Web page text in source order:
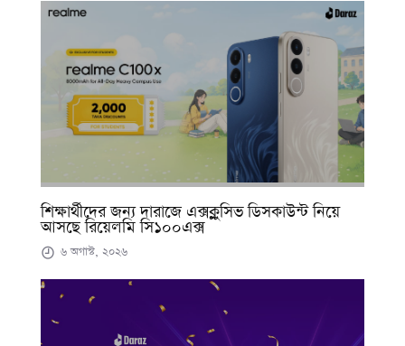
শিক্ষার্থীদের জন্য দারাজে এক্সক্লুসিভ ডিসকাউন্ট নিয়ে
আসছে রিয়েলমি সি১০০এক্স
৬ অগাস্ট, ২০২৬